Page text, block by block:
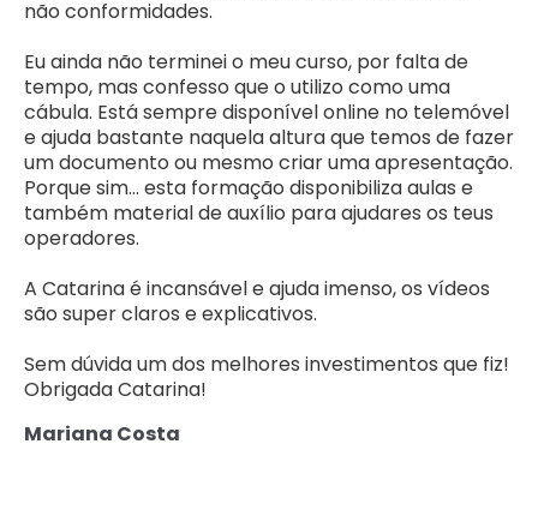
não conformidades.
Eu ainda não terminei o meu curso, por falta de
tempo, mas confesso que o utilizo como uma
cábula. Está sempre disponível online no telemóvel
e ajuda bastante naquela altura que temos de fazer
um documento ou mesmo criar uma apresentação.
Porque sim... esta formação disponibiliza aulas e
também material de auxílio para ajudares os teus
operadores.
A Catarina é incansável e ajuda imenso, os vídeos
são super claros e explicativos.
Sem dúvida um dos melhores investimentos que fiz!
Obrigada Catarina!
Mariana Costa